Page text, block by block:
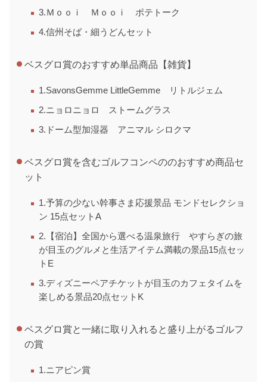
3.Ｍｏｏｉ Ｍｏｏｉ ポテトーク
4.信州そば・細うどんセット
ベスグロ賞のおすすめ単品商品【雑貨】
1.SavonsGemme LittleGemme リトルジェム
2.ニョロニョロ ストームグラス
3.ドーム型加湿器 アニマル シロクマ
ベスグロ賞を含むゴルフコンペののおすすめ商品セ
ット
1.予算の少ない幹事さま応援景品 モンドセレクショ
ン 15点セットA
2.【宿泊】全国から選べる温泉旅行 やすらぎの旅
が目玉のグルメと生活アイテム満載の景品15点セッ
トE
3.ディズニーペアチケットが目玉のカフェタイムを
楽しめる景品20点セットK
ベスグロ賞と一緒に取り入れると盛り上がるゴルフ
の賞
1.ニアピン賞